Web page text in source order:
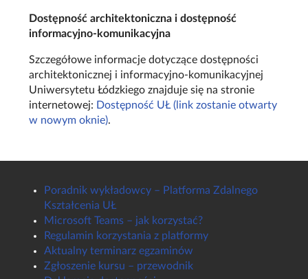
Dostępność architektoniczna i dostępność
informacyjno-komunikacyjna
Szczegółowe informacje dotyczące dostępności
architektonicznej i informacyjno-komunikacyjnej
Uniwersytetu Łódzkiego znajduje się na stronie
internetowej: Dostępność UŁ (link zostanie otwarty
w nowym oknie).
Poradnik wykładowcy – Platforma Zdalnego
Kształcenia UŁ
Microsoft Teams – jak korzystać?
Regulamin korzystania z platformy
Aktualny terminarz egzaminów
Zgłoszenie kursu – przewodnik